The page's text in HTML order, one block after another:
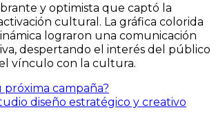
y optimista que captó la
cultural. La gráfica colorida
lograron una comunicación
despertando el interés del público
vínculo con la cultura.
campaña?